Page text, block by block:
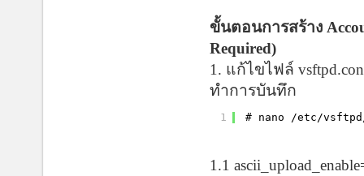
ขั้นตอนการสร้าง
Required)
1. แก้ไขไฟล์
ทำการบันทึก
1 # nano /etc/
1.1